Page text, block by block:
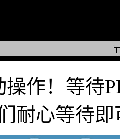
操作！等待
耐心等待即